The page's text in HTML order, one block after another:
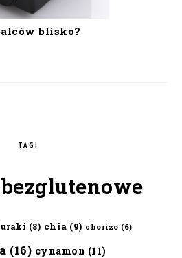
blisko?
TAGI
bezglutenowe
(8) chia (9) chorizo (6)
(16) cynamon (11)